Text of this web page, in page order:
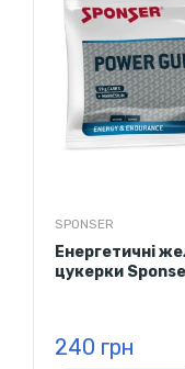
Добавка має
SPONSER
Енергетичні
цукерки
240 грн